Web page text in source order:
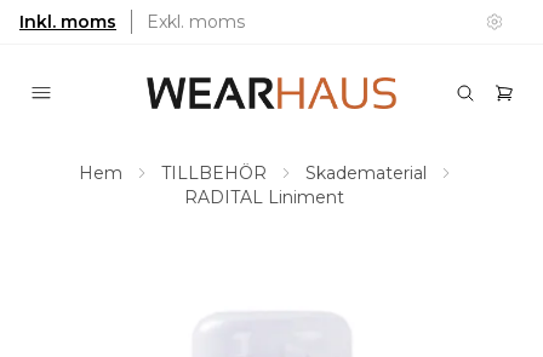
Inkl. moms Exkl. moms
Hem TILLBEHÖR
Skadematerial
RADITAL Liniment